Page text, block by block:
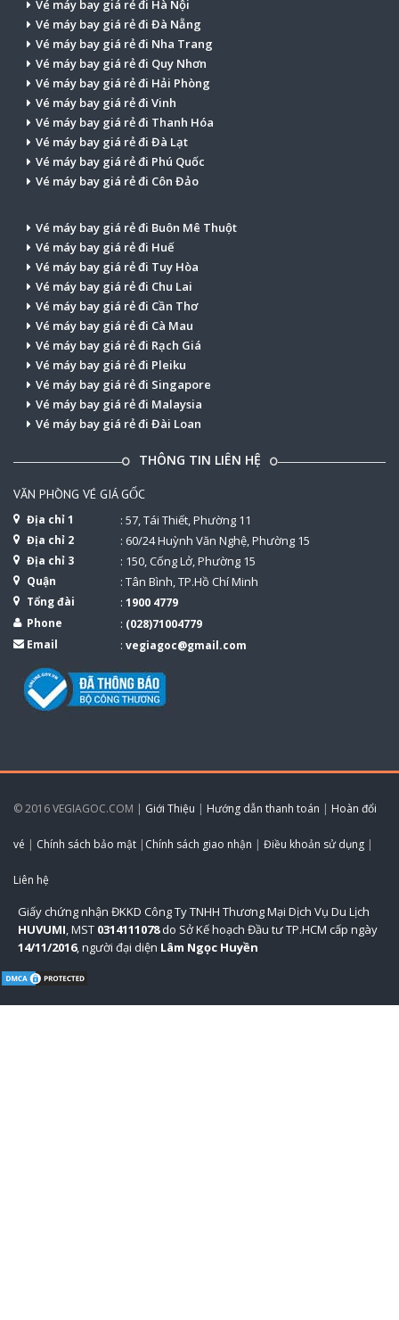
Vé máy bay giá rẻ đi Hà Nội
Vé máy bay giá rẻ đi Đà Nẵng
Vé máy bay giá rẻ đi Nha Trang
Vé máy bay giá rẻ đi Quy Nhơn
Vé máy bay giá rẻ đi Hải Phòng
Vé máy bay giá rẻ đi Vinh
Vé máy bay giá rẻ đi Thanh Hóa
Vé máy bay giá rẻ đi Đà Lạt
Vé máy bay giá rẻ đi Phú Quốc
Vé máy bay giá rẻ đi Côn Đảo
Vé máy bay giá rẻ đi Buôn Mê Thuột
Vé máy bay giá rẻ đi Huế
Vé máy bay giá rẻ đi Tuy Hòa
Vé máy bay giá rẻ đi Chu Lai
Vé máy bay giá rẻ đi Cần Thơ
Vé máy bay giá rẻ đi Cà Mau
Vé máy bay giá rẻ đi Rạch Giá
Vé máy bay giá rẻ đi Pleiku
Vé máy bay giá rẻ đi Singapore
Vé máy bay giá rẻ đi Malaysia
Vé máy bay giá rẻ đi Đài Loan
THÔNG TIN LIÊN HỆ
VĂN PHÒNG VÉ GIÁ GỐC
Địa chỉ 1 : 57, Tái Thiết, Phường 11
Địa chỉ 2 : 60/24 Huỳnh Văn Nghệ, Phường 15
Địa chỉ 3 : 150, Cống Lở, Phường 15
Quận : Tân Bình, TP.Hồ Chí Minh
Tổng đài : 1900 4779
Phone
: (028)71004779
Email
: vegiagoc@gmail.com
© 2016 VEGIAGOC.COM | Giới Thiệu | Hướng dẫn thanh toán | Hoàn đổi
vé | Chính sách bảo mật | Chính sách giao nhận | Điều khoản sử dụng |
Liên hệ
Giấy chứng nhận ĐKKD Công Ty TNHH Thương Mại Dịch Vụ Du Lịch
HUVUMI , MST 0314111078do Sở Kế hoạch Đầu tư TP.HCM cấp ngày
14/11/2016, người đại diện Lâm Ngọc Huyền